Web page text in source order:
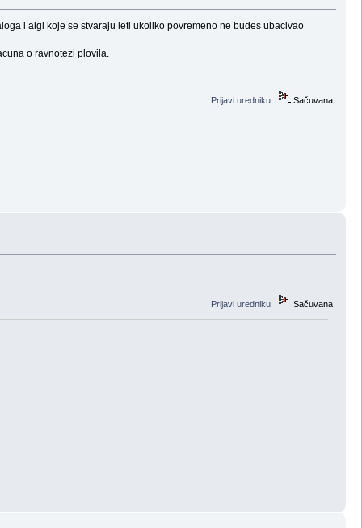
i algi koje se stvaraju leti ukoliko povremeno ne budes ubacivao
o ravnotezi plovila.
Prijavi uredniku Sačuvana
Prijavi uredniku Sačuvana